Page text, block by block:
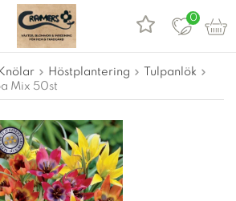
0
Höstplantering
Tulpanlök
Mix 50st